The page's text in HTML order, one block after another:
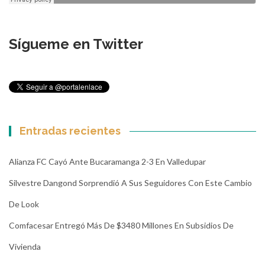
Sígueme en Twitter
Entradas recientes
Alianza FC Cayó Ante Bucaramanga 2-3 En Valledupar
Silvestre Dangond Sorprendió A Sus Seguidores Con Este Cambio
De Look
Comfacesar Entregó Más De $3480 Millones En Subsidios De
Vivienda